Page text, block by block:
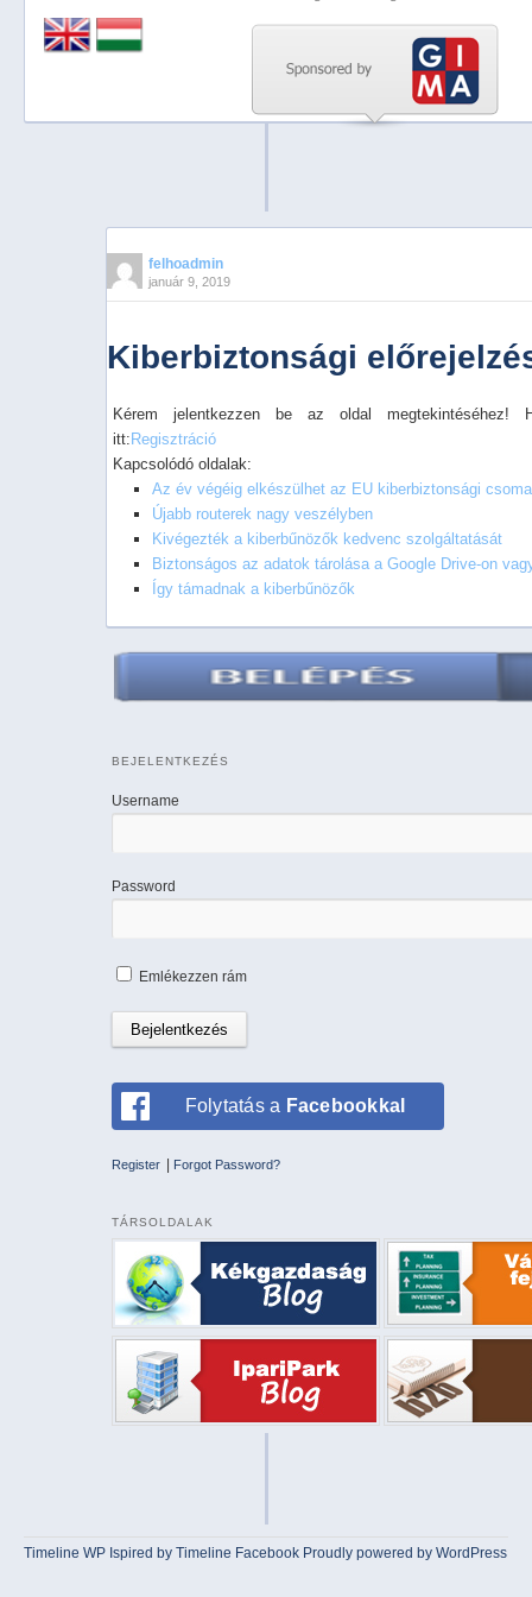
felhoadmin
január 9, 2019
Kiberbiztonsági
Kérem jelentkezzen be az oldal megtekintéséhez!
itt: Regisztráció
Kapcsolódó oldalak:
Az év végéig elkészülhet az EU kiber­biztonsági
Újabb routerek nagy veszélyben
Kivégezték a kiberbűnözők kedvenc szolgáltatását
Biztonságos az adatok tárolása a Google Drive-on
Így támadnak a kiberbűnözők
BEJELENTKEZÉS
Username
Password
Emlékezzen rám
Folytatás a Facebookkal
Register | Forgot Password?
TÁRSOLDALAK
Timeline WP Ispired byTimeline Facebook Proudly powered by WordPress